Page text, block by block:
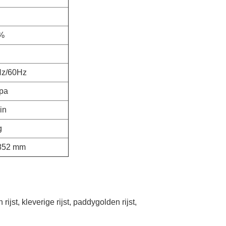
60Hz
mm
rijst, kleverige rijst, paddygolden rijst,